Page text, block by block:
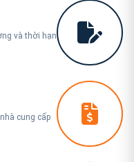
và thời hạn
cung cấp